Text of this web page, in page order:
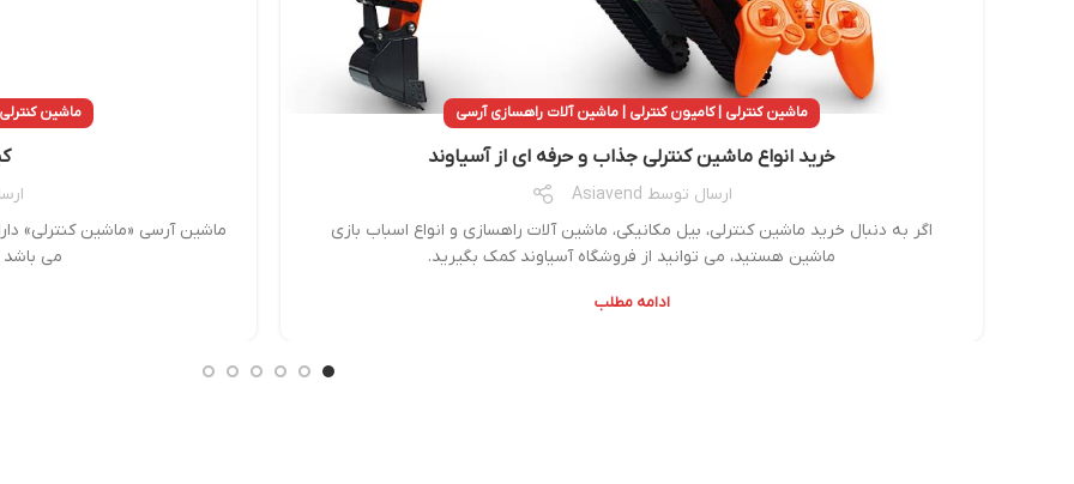
ماشین کنترلی | کامیون کنترلی | ماشین آلات راهسازی آرسی
خرید انواع ماشین کنترلی جذاب و حرفه ای از آسیاوند
ارسال توسط Asiavend
اگر به دنبال خرید ماشین کنترلی، بیل مکانیکی، ماشین آلات راهسازی و انواع اسباب بازی
ماشین هستید، می توانید از فروشگاه آسیاوند کمک بگیرید.
ادامه مطلب
ماشین
ماشین آرسی «ماشین کنترلی»
می باشد